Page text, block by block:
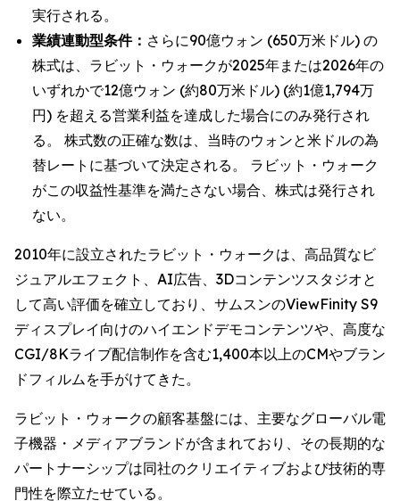
実行される。
業績連動型条件： さらに90億ウォン (650万米ドル) の
株式は、ラビット・ウォークが2025年または2026年の
いずれかで12億ウォン (約80万米ドル) (約1億1,794万
円) を超える営業利益を達成した場合にのみ発行され
る。 株式数の正確な数は、当時のウォンと米ドルの為
替レートに基づいて決定される。 ラビット・ウォーク
がこの収益性基準を満たさない場合、株式は発行され
ない。
2010年に設立されたラビット・ウォークは、高品質なビ
ジュアルエフェクト、AI広告、3Dコンテンツスタジオと
して高い評価を確立しており、サムスンのViewFinity S9
ディスプレイ向けのハイエンドデモコンテンツや、高度な
CGI/8Kライブ配信制作を含む1,400本以上のCMやブラン
ドフィルムを手がけてきた。
ラビット・ウォークの顧客基盤には、主要なグローバル電
子機器・メディアブランドが含まれており、その長期的な
パートナーシップは同社のクリエイティブおよび技術的専
門性を際立たせている。